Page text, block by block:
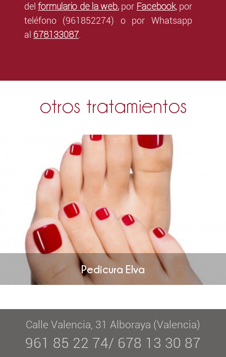
del formulario de la web, por Facebook, por
teléfono (961852274) o por Whatsapp
al 678133087
otros tratamientos
Pedicura Elva
Calle Valencia, 31 Alboraya (Valencia)
961 85 22 74/ 678 13 30 87